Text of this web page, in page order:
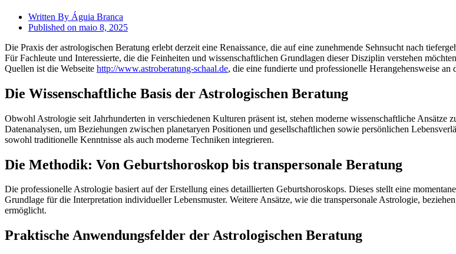
Written By Águia Branca
Published on maio 8, 2025
Die Praxis der astrologischen Beratung erlebt derzeit eine Renaissance, die auf eine zunehmende Sehnsucht nach
Für Fachleute und Interessierte, die die Feinheiten und wissenschaftlichen Grundlagen dieser Disziplin verstehen
Quellen ist die Webseite http://www.astroberatung-schaal.de, die eine fundierte und professionelle Herangehensweise
Die Wissenschaftliche Basis der Astrologischen Beratung
Obwohl Astrologie seit Jahrhunderten in verschiedenen Kulturen präsent ist, stehen moderne wissenschaftliche
Datenanalysen, um Beziehungen zwischen planetaryen Positionen und gesellschaftlichen sowie persönlichen
sowohl traditionelle Kenntnisse als auch moderne Techniken integrieren.
Die Methodik: Von Geburtshoroskop bis transpersonale Beratung
Die professionelle Astrologie basiert auf der Erstellung eines detaillierten Geburtshoroskops. Dieses stellt eine
Grundlage für die Interpretation individueller Lebensmuster. Weitere Ansätze, wie die transpersonale Astrologie,
ermöglicht.
Praktische Anwendungsfelder der Astrologischen Beratung